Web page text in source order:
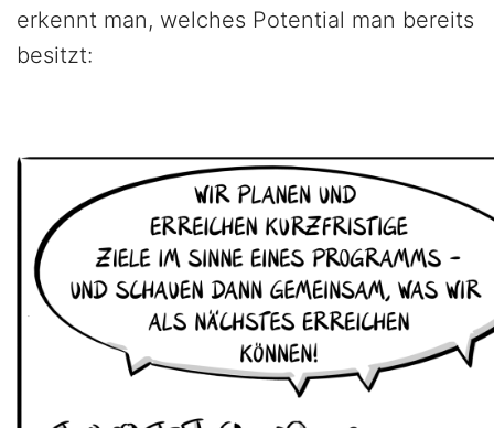
erkennt man, welches Potential man bereits
besitzt: